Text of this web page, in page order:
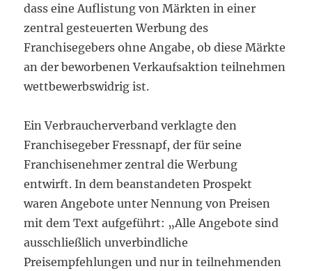
dass eine Auflistung von Märkten in einer
zentral gesteuerten Werbung des
Franchisegebers ohne Angabe, ob diese Märkte
an der beworbenen Verkaufsaktion teilnehmen
wettbewerbswidrig ist.
Ein Verbraucherverband verklagte den
Franchisegeber Fressnapf, der für seine
Franchisenehmer zentral die Werbung
entwirft. In dem beanstandeten Prospekt
waren Angebote unter Nennung von Preisen
mit dem Text aufgeführt: „Alle Angebote sind
ausschließlich unverbindliche
Preisempfehlungen und nur in teilnehmenden